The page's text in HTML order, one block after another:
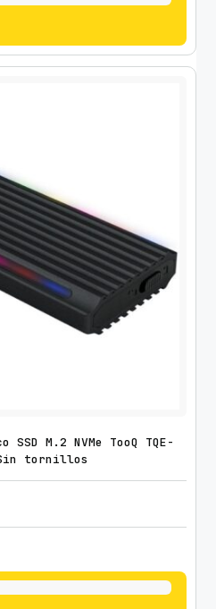
M.2 NVMe TooQ TQE-
Sin tornillos